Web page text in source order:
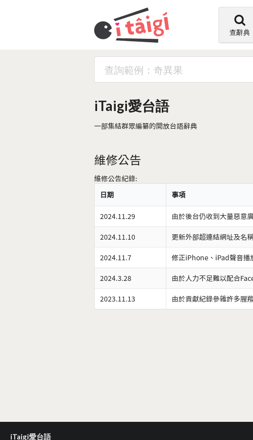
查辭典
iTaigi愛台語
一部集結群眾編纂的開放台語辭典
維修公告
維修公告紀錄:
日期
事項
2024.11.29 由於後台仍收到大量惡意
2024.11.10 更新外部超連結網址及名
2024.11.7 修正iPhone、iPad聲音播
2024.3.28 由於人力不足難以配合
2023.11.13 由於貢獻紀錄參雜許多腥
iTaigi愛台語